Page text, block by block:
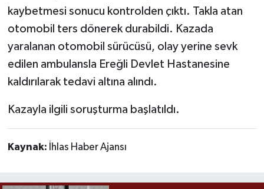
kaybetmesi sonucu kontrolden çıktı. Takla atan
otomobil ters dönerek durabildi. Kazada
yaralanan otomobil sürücüsü, olay yerine sevk
edilen ambulansla Ereğli Devlet Hastanesine
kaldırılarak tedavi altına alındı.
Kazayla ilgili soruşturma başlatıldı.
Kaynak: İhlas Haber Ajansı